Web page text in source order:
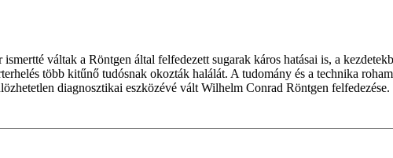
váltak a Röntgen által felfedezett sugarak káros hatásai is, a
több kitűnő tudósnak okozták halálát. A tudomány és a technika
diagnosztikai eszközévé vált Wilhelm Conrad Röntgen felfedezése.